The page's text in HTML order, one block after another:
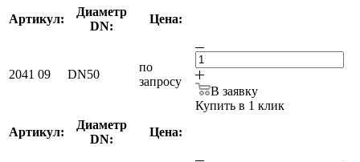
Артикул:
Диаметр
DN:
Цена:
2041 09 DN50
по
запросу
В заявку
Купить в 1 клик
Артикул:
Диаметр
DN:
Цена: